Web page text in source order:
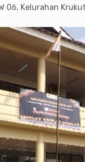
06, Kelurahan